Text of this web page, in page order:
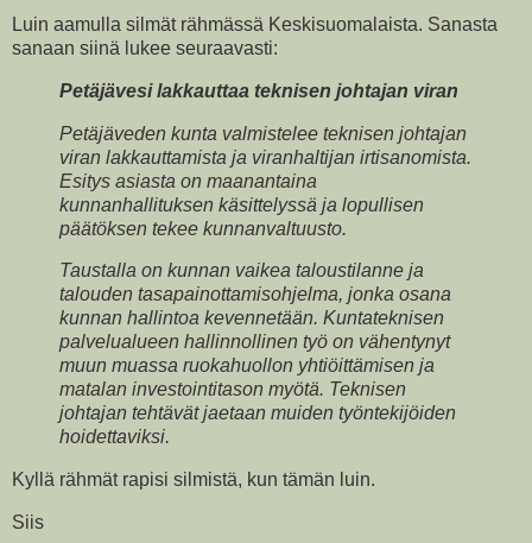
Luin aamulla silmät rähmässä Keskisuomalaista. Sanasta
sanaan siinä lukee seuraavasti:
Petäjävesi lakkauttaa teknisen johtajan viran
Petäjäveden kunta valmistelee teknisen johtajan
viran lakkauttamista ja viranhaltijan irtisanomista.
Esitys asiasta on maanantaina
kunnanhallituksen käsittelyssä ja lopullisen
päätöksen tekee kunnanvaltuusto.
Taustalla on kunnan vaikea taloustilanne ja
talouden tasapainottamisohjelma, jonka osana
kunnan hallintoa kevennetään. Kuntateknisen
palvelualueen hallinnollinen työ on vähentynyt
muun muassa ruokahuollon yhtiöittämisen ja
matalan investointitason myötä. Teknisen
johtajan tehtävät jaetaan muiden työntekijöiden
hoidettaviksi.
Kyllä rähmät rapisi silmistä, kun tämän luin.
Siis